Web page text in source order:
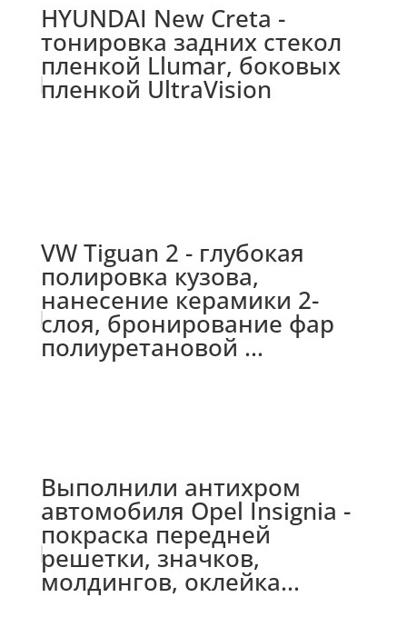
HYUNDAI New Creta -
тонировка задних стекол
пленкой Llumar, боковых
пленкой UltraVision
VW Tiguan 2 - глубокая
полировка кузова,
нанесение керамики 2-
слоя, бронирование фар
полиуретановой ...
Выполнили антихром
автомобиля Opel Insignia -
покраска передней
решетки, значков,
молдингов, оклейка...